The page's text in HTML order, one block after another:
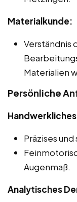
Materialkunde:
Verständnis
Materialien
Persönliche
Präzises
Augenmaß.
Analytisches